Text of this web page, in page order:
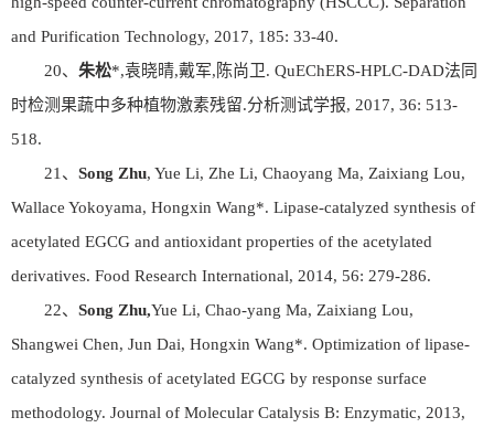
and Purification Technology, 2017, 185: 33-40.
20、 朱松*,袁晓晴,戴军,陈尚卫. QuEChERS-HPLC-DAD法同
时检测果蔬中多种植物激素残留.分析测试学报, 2017, 36: 513-
518.
21、 Song Zhu, Yue Li, Zhe Li, Chaoyang Ma, Zaixiang Lou,
Wallace Yokoyama, Hongxin Wang*. Lipase-catalyzed synthesis of
acetylated EGCG and antioxidant properties of the acetylated
derivatives. Food Research International, 2014, 56: 279-286.
22、 Song Zhu,Yue Li, Chao-yang Ma, Zaixiang Lou,
Shangwei Chen, Jun Dai, Hongxin Wang*. Optimization of lipase-
catalyzed synthesis of acetylated EGCG by response surface
methodology. Journal of Molecular Catalysis B: Enzymatic, 2013,